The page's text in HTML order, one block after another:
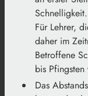
Schnelligkeit.
Für Lehrer,
daher im
Betroffene
bis
Das